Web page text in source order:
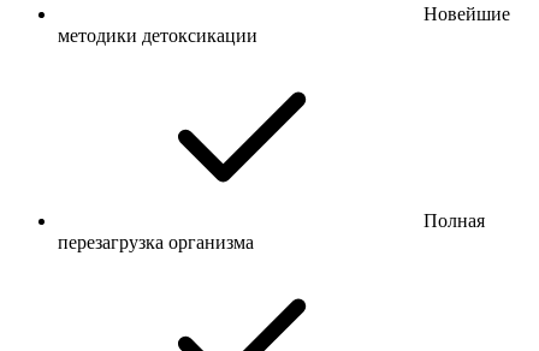
Новейшие
методики детоксикации
Полная
перезагрузка организма